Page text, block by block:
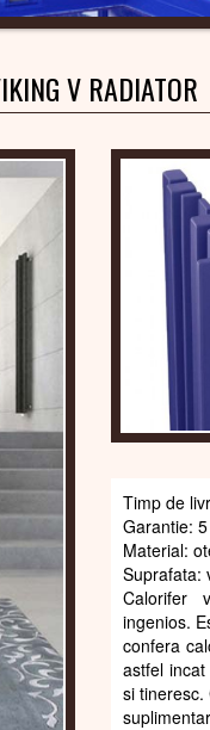
V RADIATOR
Timp de
Garantie:
Material:
Suprafata:
Calorifer
ingenios.
confera
astfel
si